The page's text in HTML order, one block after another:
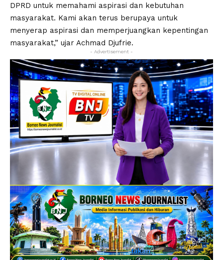
DPRD untuk memahami aspirasi dan kebutuhan
masyarakat. Kami akan terus berupaya untuk
menyerap aspirasi dan memperjuangkan kepentingan
masyarakat,” ujar Achmad Djufrie.
- Advertisement -